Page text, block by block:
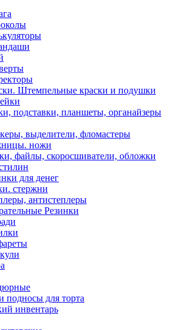
Штемпельные краски и подушки
подставки, планшеты, органайзеры
выделители, фломастеры
ножи
файлы, скоросшиватели, обложки
для денег
стержни
антистеплеры
Резинки
подносы для торта
инвентарь